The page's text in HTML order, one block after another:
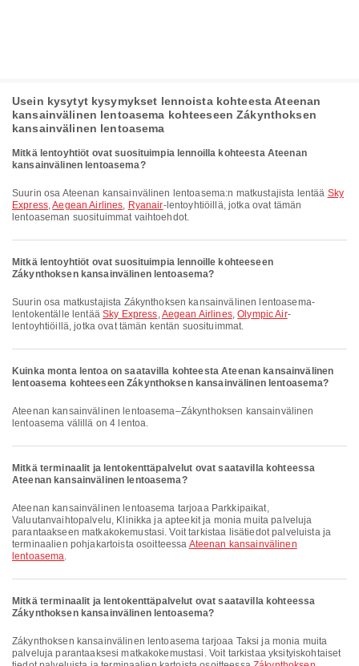
Usein kysytyt kysymykset lennoista kohteesta Ateenan
kansainvälinen lentoasema kohteeseen Zákynthoksen
kansainvälinen lentoasema
Mitkä lentoyhtiöt ovat suosituimpia lennoilla kohteesta Ateenan
kansainvälinen lentoasema?
Suurin osa Ateenan kansainvälinen lentoasema:n matkustajista lentää Sky
Express,Aegean Airlines, Ryanair-lentoyhtiöillä, jotka ovat tämän
lentoaseman suosituimmat vaihtoehdot.
Mitkä lentoyhtiöt ovat suosituimpia lennoille kohteeseen
Zákynthoksen kansainvälinen lentoasema?
Suurin osa matkustajista Zákynthoksen kansainvälinen lentoasema-
lentokentälle lentää Sky Express,Aegean Airlines,Olympic Air-
lentoyhtiöillä, jotka ovat tämän kentän suosituimmat.
Kuinka monta lentoa on saatavilla kohteesta Ateenan kansainvälinen
lentoasema kohteeseen Zákynthoksen kansainvälinen lentoasema?
Ateenan kansainvälinen lentoasema–Zákynthoksen kansainvälinen
lentoasema välillä on 4 lentoa.
Mitkä terminaalit ja lentokenttäpalvelut ovat saatavilla kohteessa
Ateenan kansainvälinen lentoasema?
Ateenan kansainvälinen lentoasema tarjoaa Parkkipaikat,
Valuutanvaihtopalvelu, Klinikka ja apteekit ja monia muita palveluja
parantaakseen matkakokemustasi. Voit tarkistaa lisätiedot palveluista ja
terminaalien pohjakartoista osoitteessa Ateenan kansainvälinen
lentoasema.
Mitkä terminaalit ja lentokenttäpalvelut ovat saatavilla kohteessa
Zákynthoksen kansainvälinen lentoasema?
Zákynthoksen kansainvälinen lentoasema tarjoaa Taksi ja monia muita
palveluja parantaaksesi matkakokemustasi. Voit tarkistaa yksityiskohtaiset